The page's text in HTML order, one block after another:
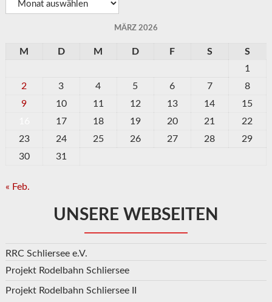
MÄRZ 2026
M D M D F S
S
1
2
3 4 5 6 7
8
9
10 11 12 13 14
15
17 18 19 20 21
22
23
24 25 26 27 28
29
30
31
« Feb.
UNSERE WEBSEITEN
RRC Schliersee e.V.
Projekt Rodelbahn Schliersee
Projekt Rodelbahn Schliersee II